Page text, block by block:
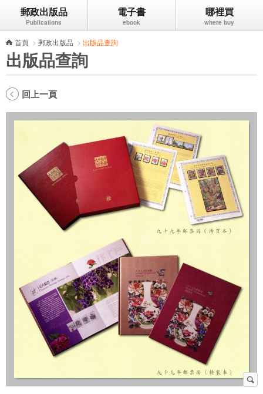
跳到主要內容區塊
郵政出版品 電子書 哪裡買
首頁 > 郵政出版品 > 出版品查詢
出版品查詢
回上一頁